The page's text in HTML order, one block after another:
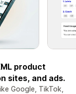
product
sites, and ads.
Google, TikTok,